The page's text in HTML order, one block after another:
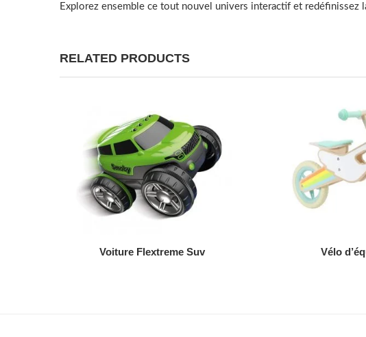
Explorez ensemble ce tout nouvel univers interactif et redéfinissez
RELATED PRODUCTS
AJOUTER AU DEVIS
Voiture Flextreme Suv AJOUTER
Vélo